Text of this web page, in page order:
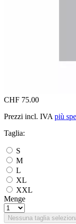
CHF 75.00
Prezzi incl. IVA più
Taglia:
S
M
L
XL
XXL
Menge
Nessuna taglia